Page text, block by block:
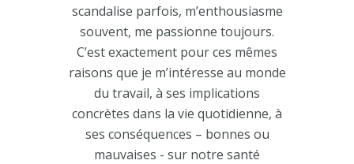
scandalise parfois, m’enthousiasme
souvent, me passionne toujours.
C’est exactement pour ces mêmes
raisons que je m’intéresse au monde
du travail, à ses implications
concrètes dans la vie quotidienne, à
ses conséquences – bonnes ou
mauvaises - sur notre santé